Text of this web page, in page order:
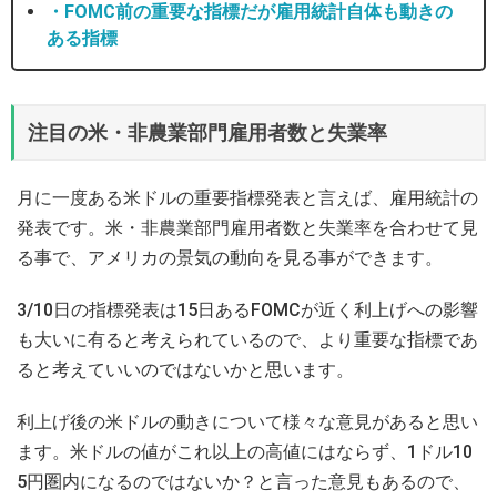
・FOMC前の重要な指標だが雇用統計自体も動きの
ある指標
注目の米・非農業部門雇用者数と失業率
月に一度ある米ドルの重要指標発表と言えば、雇用統計の
発表です。米・非農業部門雇用者数と失業率を合わせて見
る事で、アメリカの景気の動向を見る事ができます。
3/10日の指標発表は15日あるFOMCが近く利上げへの影響
も大いに有ると考えられているので、より重要な指標であ
ると考えていいのではないかと思います。
利上げ後の米ドルの動きについて様々な意見があると思い
ます。米ドルの値がこれ以上の高値にはならず、1ドル10
5円圏内になるのではないか？と言った意見もあるので、